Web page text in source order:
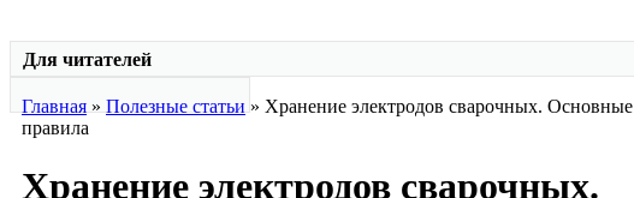
Для читателей
Главная » Полезные статьи » Хранение электродов сварочных. Основные
правила
Хранение электродов сварочных.